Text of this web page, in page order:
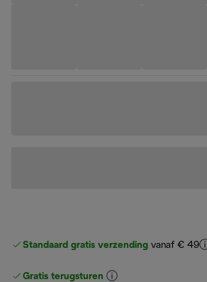
Standaard gratis verzending vanaf € 49
Gratis terugsturen